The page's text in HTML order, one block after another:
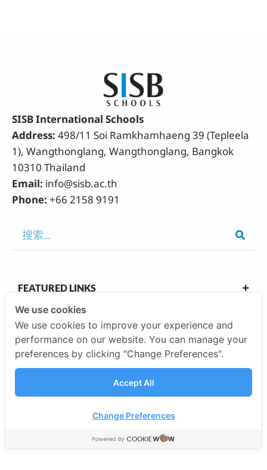
SISB International Schools
Address:498/11 Soi Ramkhamhaeng 39 (Tepleela
1), Wangthonglang, Wangthonglang, Bangkok
10310 Thailand
Email: info@sisb.ac.th
Phone: +66 2158 9191
FEATURED LINKS
OUR CAMPUSES
We use cookies
We use cookies to improve your experience and
performance on our website. You can manage your
preferences by clicking "Change Preferences".
Accept All
Change Preferences